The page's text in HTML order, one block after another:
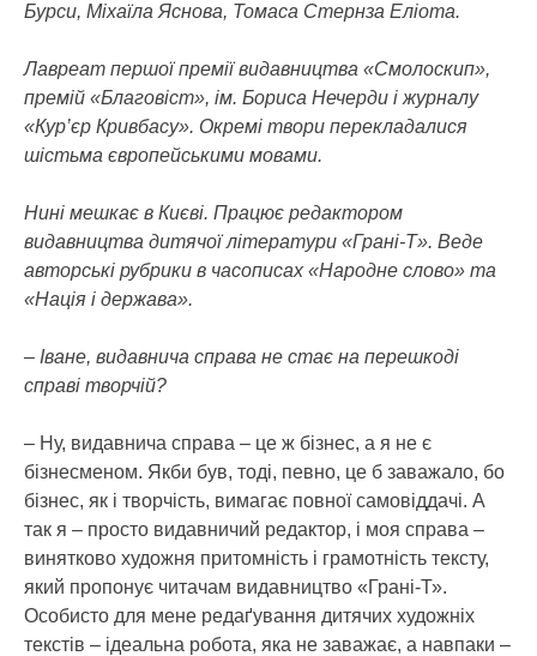
Бурси, Міхаїла Яснова, Томаса Стернза Еліота.
Лавреат першої премії видавництва «Смолоскип»,
премій «Благовіст», ім. Бориса Нечерди і журналу
«Кур’єр Кривбасу». Окремі твори перекладалися
шістьма європейськими мовами.
Нині мешкає в Києві. Працює редактором
видавництва дитячої літератури «Грані-Т». Веде
авторські рубрики в часописах «Народне слово» та
«Нація і держава».
– Іване, видавнича справа не стає на перешкоді
справі творчій?
– Ну, видавнича справа – це ж бізнес, а я не є
бізнесменом. Якби був, тоді, певно, це б заважало, бо
бізнес, як і творчість, вимагає повної самовіддачі. А
так я – просто видавничий редактор, і моя справа –
винятково художня притомність і грамотність тексту,
який пропонує читачам видавництво «Грані-Т».
Особисто для мене редаґування дитячих художніх
текстів – ідеальна робота, яка не заважає, а навпаки –